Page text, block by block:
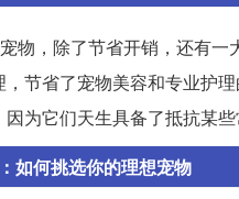
宠物，除了节省开销，还有
，节省了宠物美容和专业护
为它们天生具备了抵抗某些
如何挑选你的理想宠物